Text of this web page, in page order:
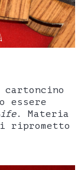
cartoncino
essere
. Materia
riprometto